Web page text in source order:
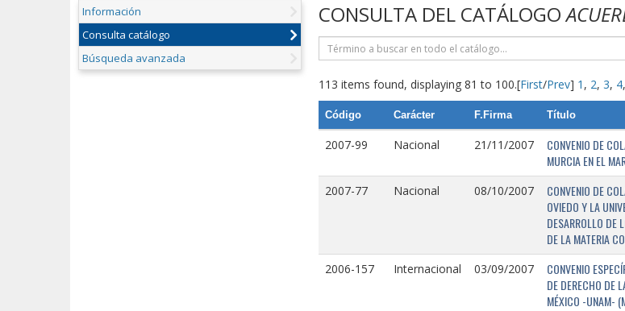
Información
Consulta catálogo
Búsqueda avanzada
CONSULTA DEL CATÁLOGO
113 items found, displaying 81 to 100.[First/Prev] 1 , 2, 3, 4,
Código Carácter F.Firma Título
2007-99 Nacional 21/11/2007
CONVENIO DE
MURCIA EN EL
2007-77 Nacional 08/10/2007
CONVENIO DE
OVIEDO Y LA
DESARROLLO DE
DE LA MATERIA
2006-157 Internacional 03/09/2007
CONVENIO
DE DERECHO DE
MÉXICO -UNAM-